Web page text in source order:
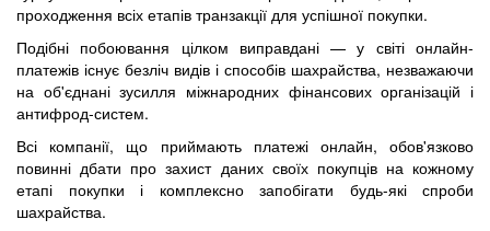
проходження всіх етапів транзакції для успішної покупки.
Подібні побоювання цілком виправдані — у світі онлайн-
платежів існує безліч видів і способів шахрайства, незважаючи
на об'єднані зусилля міжнародних фінансових організацій і
антифрод-систем.
Всі компанії, що приймають платежі онлайн, обов'язково
повинні дбати про захист даних своїх покупців на кожному
етапі покупки і комплексно запобігати будь-які спроби
шахрайства.